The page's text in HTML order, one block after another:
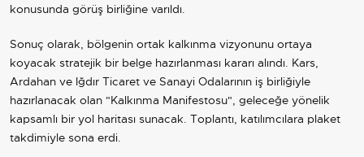
konusunda görüş birliğine varıldı.
Sonuç olarak, bölgenin ortak kalkınma vizyonunu ortaya
koyacak stratejik bir belge hazırlanması kararı alındı. Kars,
Ardahan ve Iğdır Ticaret ve Sanayi Odalarının iş birliğiyle
hazırlanacak olan "Kalkınma Manifestosu", geleceğe yönelik
kapsamlı bir yol haritası sunacak. Toplantı, katılımcılara plaket
takdimiyle sona erdi.